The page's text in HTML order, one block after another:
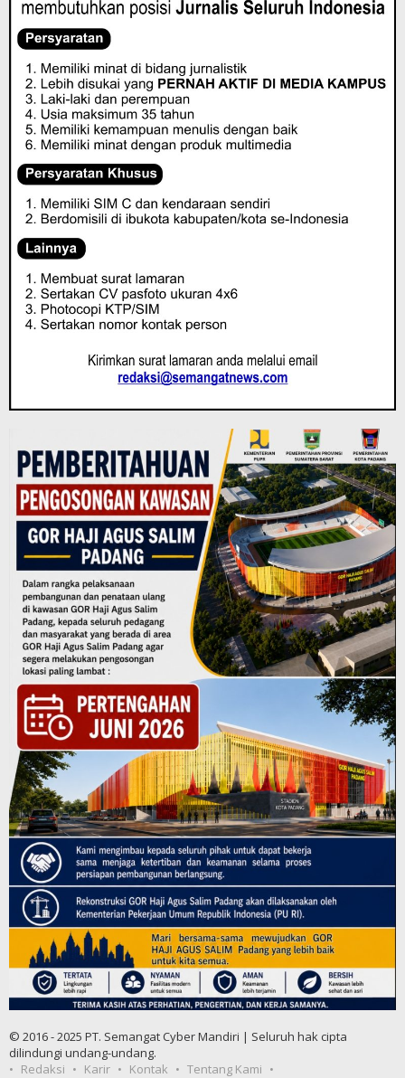
© 2016 - 2025 PT. Semangat Cyber Mandiri | Seluruh hak cipta
dilindungi undang-undang.
Redaksi
Karir Kontak
Tentang Kami